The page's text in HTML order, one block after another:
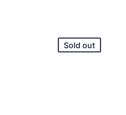
Sold out